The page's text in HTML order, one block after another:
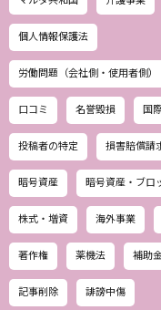
個人情報保護法
労働問題（会社側・使用者側）
口コミ 名誉毀損 国
投稿者の特定 損害賠償請
暗号資産 暗号資産・ブロ
株式・増資 海外事業
著作権 薬機法 補助
記事削除 誹謗中傷